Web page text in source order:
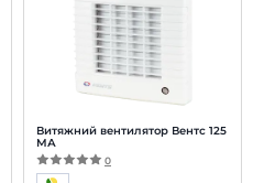
Діаметр:
Потужність:
Рівень шуму:35 дБ(А)
Витяжний вентилятор Вентс 125
МА
0